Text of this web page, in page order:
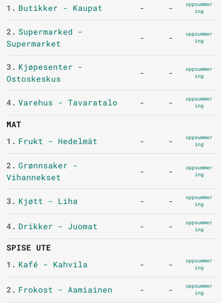
1. Butikker - Kaupat - -
oppsummer
ing
2. Supermarked -
Supermarket
- -
oppsummer
ing
3. Kjøpesenter -
Ostoskeskus
- -
oppsummer
ing
4. Varehus - Tavaratalo - -
oppsummer
ing
MAT
1. Frukt - Hedelmät - -
oppsummer
ing
2. Grønnsaker -
Vihannekset
- -
oppsummer
ing
3. Kjøtt - Liha - -
oppsummer
ing
4. Drikker - Juomat - -
oppsummer
ing
SPISE UTE
1. Kafé - Kahvila - -
oppsummer
ing
2. Frokost - Aamiainen - -
oppsummer
ing